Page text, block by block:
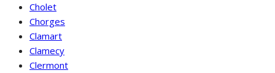
Cholet
Chorges
Clamart
Clamecy
Clermont